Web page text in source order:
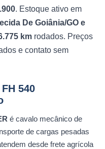
. Estoque ativo em
De Goiânia/GO e
km rodados. Preços
e contato sem
540
é cavalo mecânico de
de cargas pesadas
desde frete agrícola